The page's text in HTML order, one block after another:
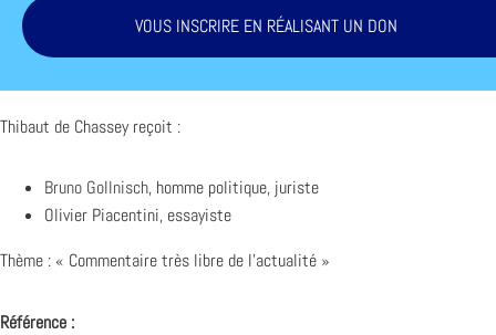
VOUS INSCRIRE EN RÉALISANT UN DON
Thibaut de Chassey reçoit :
Bruno Gollnisch, homme politique, juriste
Olivier Piacentini, essayiste
Thème : « Commentaire très libre de l’actualité »
Référence :